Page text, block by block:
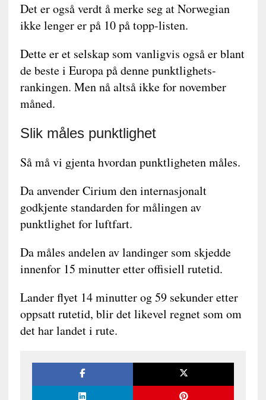
Det er også verdt å merke seg at Norwegian
ikke lenger er på 10 på topp-listen.
Dette er et selskap som vanligvis også er blant
de beste i Europa på denne punktlighets-
rankingen. Men nå altså ikke for november
måned.
Slik måles punktlighet
Så må vi gjenta hvordan punktligheten måles.
Da anvender Cirium den internasjonalt
godkjente standarden for målingen av
punktlighet for luftfart.
Da måles andelen av landinger som skjedde
innenfor 15 minutter etter offisiell rutetid.
Lander flyet 14 minutter og 59 sekunder etter
oppsatt rutetid, blir det likevel regnet som om
det har landet i rute.